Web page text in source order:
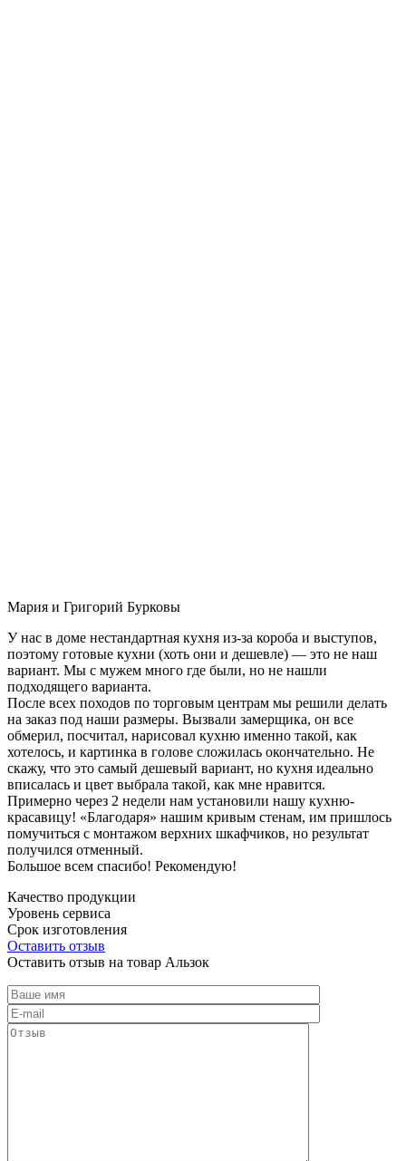
Мария и Григорий Бурковы
У нас в доме нестандартная кухня из-за короба и выступов,
поэтому готовые кухни (хоть они и дешевле) — это не наш
вариант. Мы с мужем много где были, но не нашли
подходящего варианта.
После всех походов по торговым центрам мы решили делать
на заказ под наши размеры. Вызвали замерщика, он все
обмерил, посчитал, нарисовал кухню именно такой, как
хотелось, и картинка в голове сложилась окончательно. Не
скажу, что это самый дешевый вариант, но кухня идеально
вписалась и цвет выбрала такой, как мне нравится.
Примерно через 2 недели нам установили нашу кухню-
красавицу! «Благодаря» нашим кривым стенам, им пришлось
помучиться с монтажом верхних шкафчиков, но результат
получился отменный.
Большое всем спасибо! Рекомендую!
Качество продукции
Уровень сервиса
Срок изготовления
Оставить отзыв
Оставить отзыв на товар Альзок